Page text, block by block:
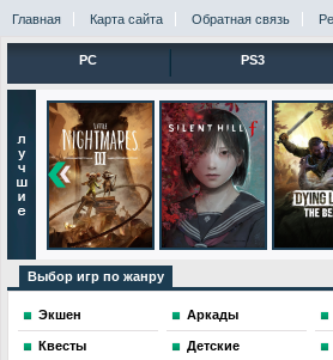
Главная Карта сайта Обратная связь
PC PS3
Выбор игр по жанру
Экшен Аркады
Квесты Детские